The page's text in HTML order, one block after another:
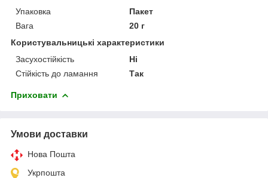
Упаковка
Пакет
Вага
20 г
Користувальницькі характеристики
Засухостійкість
Ні
Стійкість до ламання
Так
Приховати
Умови доставки
Нова Пошта
Укрпошта